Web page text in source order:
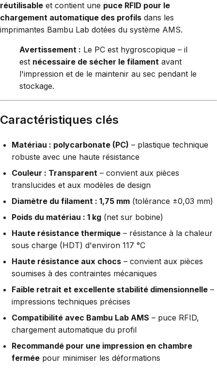
réutilisable et contient une puce RFID pour le
chargement automatique des profils dans les
imprimantes Bambu Lab dotées du système AMS.
Avertissement : Le PC est hygroscopique – il
est nécessaire de sécher le filament avant
l'impression et de le maintenir au sec pendant le
stockage.
Caractéristiques clés
Matériau : polycarbonate (PC) – plastique technique
robuste avec une haute résistance
Couleur : Transparent – convient aux pièces
translucides et aux modèles de design
Diamètre du filament : 1,75 mm (tolérance ±0,03 mm)
Poids du matériau : 1 kg (net sur bobine)
Haute résistance thermique – résistance à la chaleur
sous charge (HDT) d'environ 117 °C
Haute résistance aux chocs – convient aux pièces
soumises à des contraintes mécaniques
Faible retrait et excellente stabilité dimensionnelle –
impressions techniques précises
Compatibilité avec Bambu Lab AMS – puce RFID,
chargement automatique du profil
Recommandé pour une impression en chambre
fermée pour minimiser les déformations